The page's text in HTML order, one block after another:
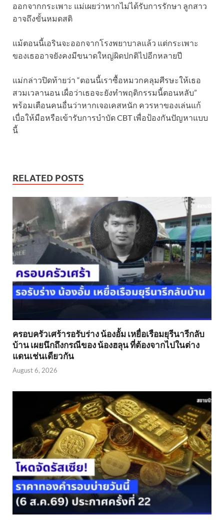
ออกจากกระเพาะ แม่เผยว่าหากไม่ได้รับการรักษา ลูกสาว
อาจถึงขั้นหมดสติ
แม้ตอนนี้เอรินจะออกจากโรงพยาบาลแล้ว แต่กระเพาะ
ของเธออาจยังคงมีขนาดใหญ่ผิดปกติไปอีกหลายปี
แม่กล่าวปิดท้ายว่า “ตอนนี้เราซื้อหมวกคลุมศีรษะให้เธอ
สวมเวลานอน เผื่อว่าเธอจะยังทำพฤติกรรมนี้ตอนหลับ”
พร้อมเตือนคนอื่นว่าหากเจอเคสหนัก ควรหาของเล่นแก้
เบื่อให้มือหรือเข้ารับการบำบัด CBT เพื่อป้องกันปัญหาแบบ
นี้
RELATED POSTS
ครอบครัวเศร้ารอรับร่าง น้องอั้ม เหยื่อเรือมยุรีนารีกลับ
บ้าน เผยนึกถึงกรณีของ น้องฮลุน ที่ต้องจากไปในต่าง
แดนเช่นเดียวกัน
August 6, 2026